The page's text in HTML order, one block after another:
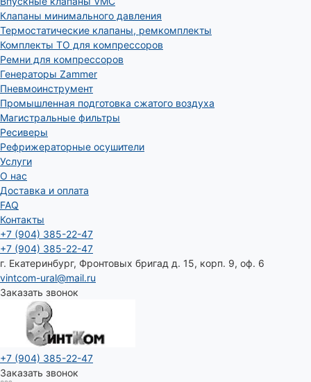
Клапаны минимального давления
Термостатические клапаны, ремкомплекты
Комплекты ТО для компрессоров
Ремни для компрессоров
Генераторы Zammer
Пневмоинструмент
Промышленная подготовка сжатого воздуха
Магистральные фильтры
Ресиверы
Рефрижераторные осушители
Услуги
О нас
Доставка и оплата
FAQ
Контакты
+7 (904) 385-22-47
+7 (904) 385-22-47
г. Екатеринбург, Фронтовых бригад д. 15, корп. 9, оф. 6
vintcom-ural@mail.ru
Заказать звонок
+7 (904) 385-22-47
Заказать звонок